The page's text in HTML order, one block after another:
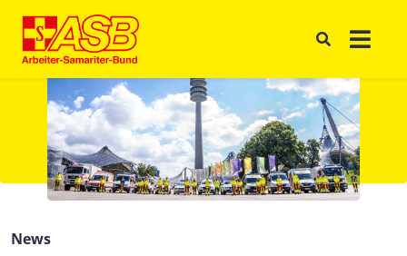
News